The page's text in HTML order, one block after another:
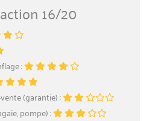
16/20
:
(garantie) :
pompe) :